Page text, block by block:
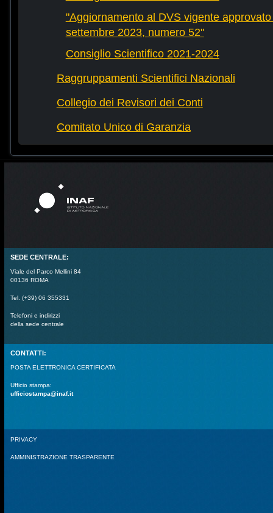
"Aggiornamento al DVS vigente
settembre 2023, numero 52"
Consiglio Scientifico 2021-2024
Raggruppamenti Scientifici Nazionali
Collegio dei Revisori dei Conti
Comitato Unico di Garanzia
SEDE CENTRALE:
Viale del Parco Mellini 84
00136 ROMA
Tel. (+39) 06 355331
Telefoni e indirizzi
della sede centrale
CONTATTI:
POSTA ELETTRONICA CERTIFICATA
Ufficio stampa:
ufficiostampa@inaf.it
PRIVACY
AMMINISTRAZIONE TRASPARENTE